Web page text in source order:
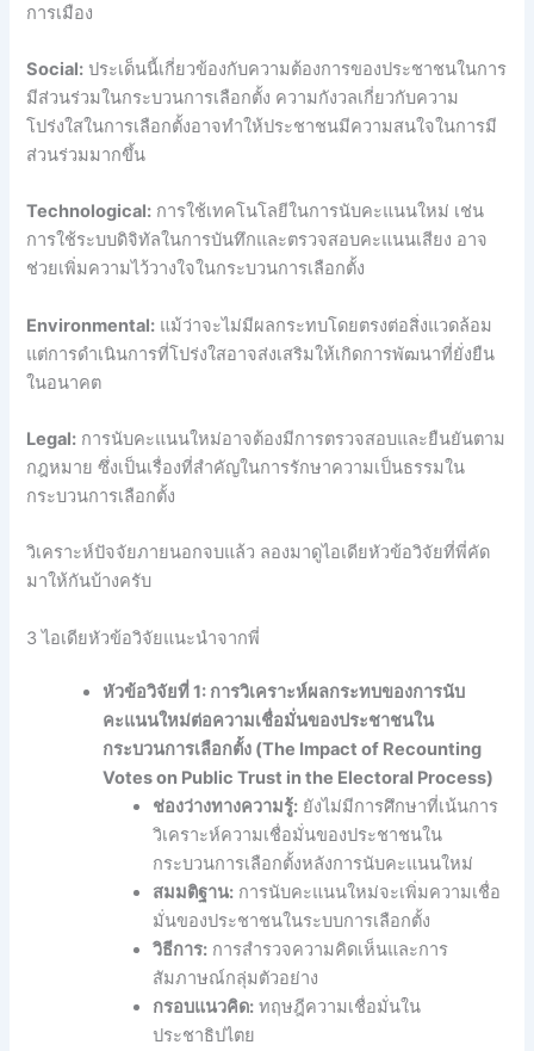
การเมือง
Social: ประเด็นนี้เกี่ยวข้องกับความต้องการของประชาชนในการ
มีส่วนร่วมในกระบวนการเลือกตั้ง ความกังวลเกี่ยวกับความ
โปร่งใสในการเลือกตั้งอาจทำให้ประชาชนมีความสนใจในการมี
ส่วนร่วมมากขึ้น
Technological: การใช้เทคโนโลยีในการนับคะแนนใหม่ เช่น
การใช้ระบบดิจิทัลในการบันทึกและตรวจสอบคะแนนเสียง อาจ
ช่วยเพิ่มความไว้วางใจในกระบวนการเลือกตั้ง
Environmental: แม้ว่าจะไม่มีผลกระทบโดยตรงต่อสิ่งแวดล้อม
แต่การดำเนินการที่โปร่งใสอาจส่งเสริมให้เกิดการพัฒนาที่ยั่งยืน
ในอนาคต
Legal: การนับคะแนนใหม่อาจต้องมีการตรวจสอบและยืนยันตาม
กฎหมาย ซึ่งเป็นเรื่องที่สำคัญในการรักษาความเป็นธรรมใน
กระบวนการเลือกตั้ง
วิเคราะห์ปัจจัยภายนอกจบแล้ว ลองมาดูไอเดียหัวข้อวิจัยที่พี่คัด
มาให้กันบ้างครับ
3 ไอเดียหัวข้อวิจัยแนะนำจากพี่
หัวข้อวิจัยที่ 1: การวิเคราะห์ผลกระทบของการนับ
คะแนนใหม่ต่อความเชื่อมั่นของประชาชนใน
กระบวนการเลือกตั้ง (The Impact of Recounting
Votes on Public Trust in the Electoral Process)
ช่องว่างทางความรู้: ยังไม่มีการศึกษาที่เน้นการ
วิเคราะห์ความเชื่อมั่นของประชาชนใน
กระบวนการเลือกตั้งหลังการนับคะแนนใหม่
สมมติฐาน: การนับคะแนนใหม่จะเพิ่มความเชื่อ
มั่นของประชาชนในระบบการเลือกตั้ง
วิธีการ: การสำรวจความคิดเห็นและการ
สัมภาษณ์กลุ่มตัวอย่าง
กรอบแนวคิด: ทฤษฎีความเชื่อมั่นใน
ประชาธิปไตย